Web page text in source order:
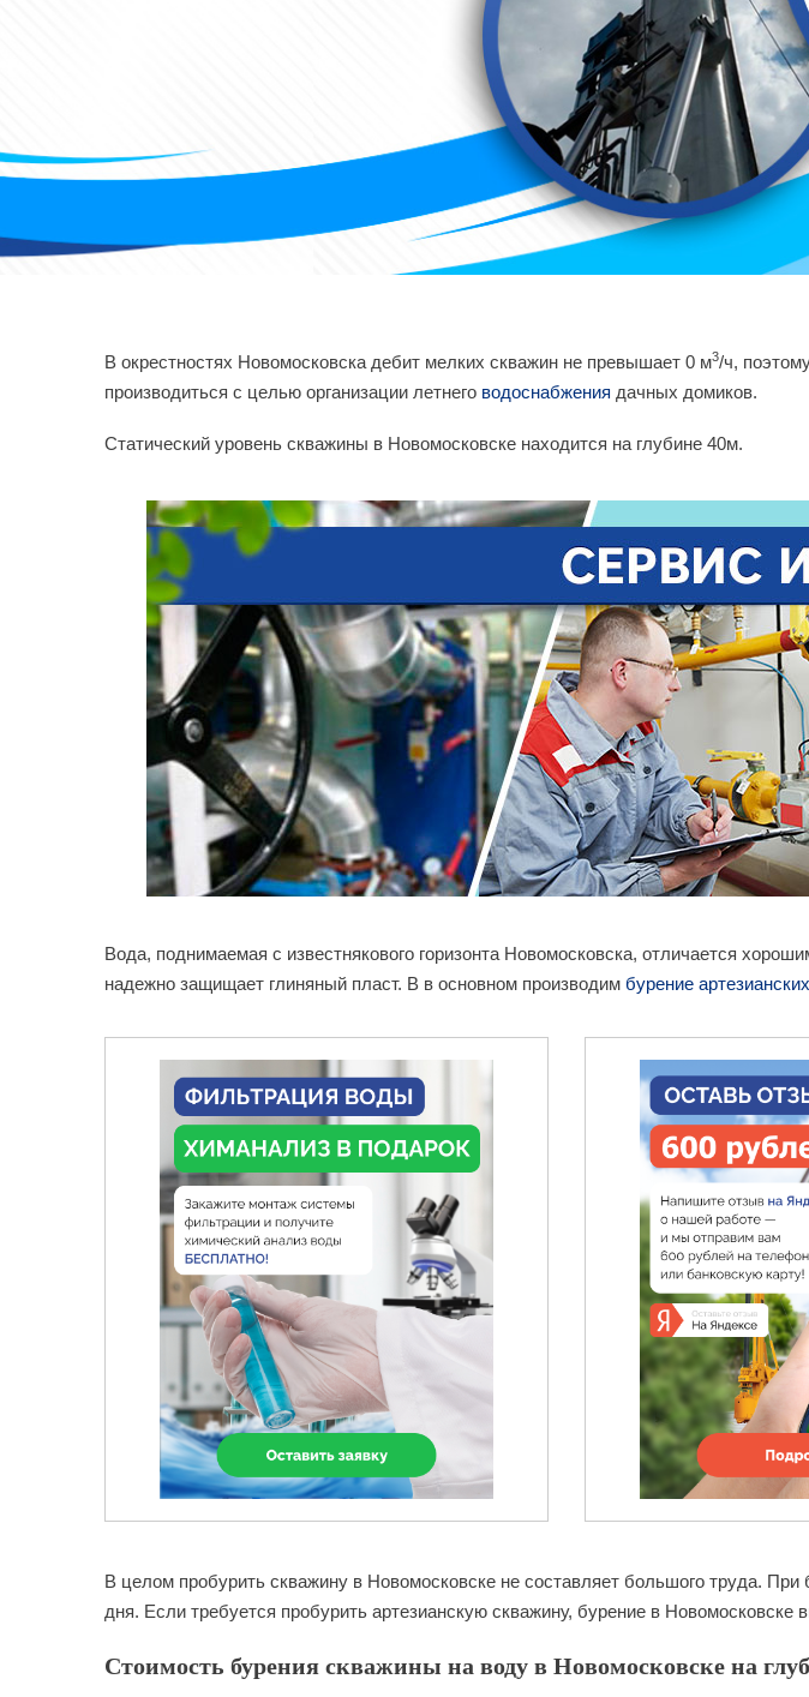
В окрестностях Новомосковска дебит мелких скважин не превышает 0 м3/ч,
производиться с целью организации летнего водоснабжения дачных домиков.
Статический уровень скважины в Новомосковске находится на глубине 40м.
Вода, поднимаемая с известнякового горизонта Новомосковска, отличается
надежно защищает глиняный пласт. В в основном производим бурение
В целом пробурить скважину в Новомосковске не составляет большого труда. При
дня. Если требуется пробурить артезианскую скважину, бурение в
Стоимость бурения скважины на воду в Новомосковске на